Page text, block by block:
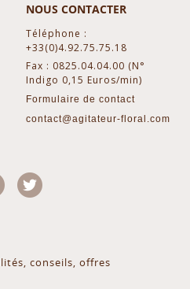
NOUS CONTACTER
Téléphone :
+33(0)4.92.75.75.18
Fax : 0825.04.04.00 (N°
Indigo 0,15 Euros/min)
Formulaire de contact
contact@agitateur-floral.com
Facebook
conseils, offres